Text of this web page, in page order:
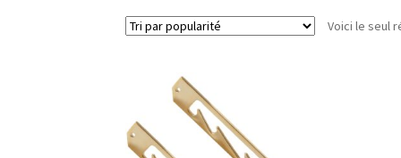
Voici le seul